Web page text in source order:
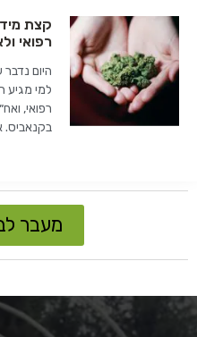
קצת
רפואי
היום
למי מגיע
רפואי,
בקנאביס.
מעבר